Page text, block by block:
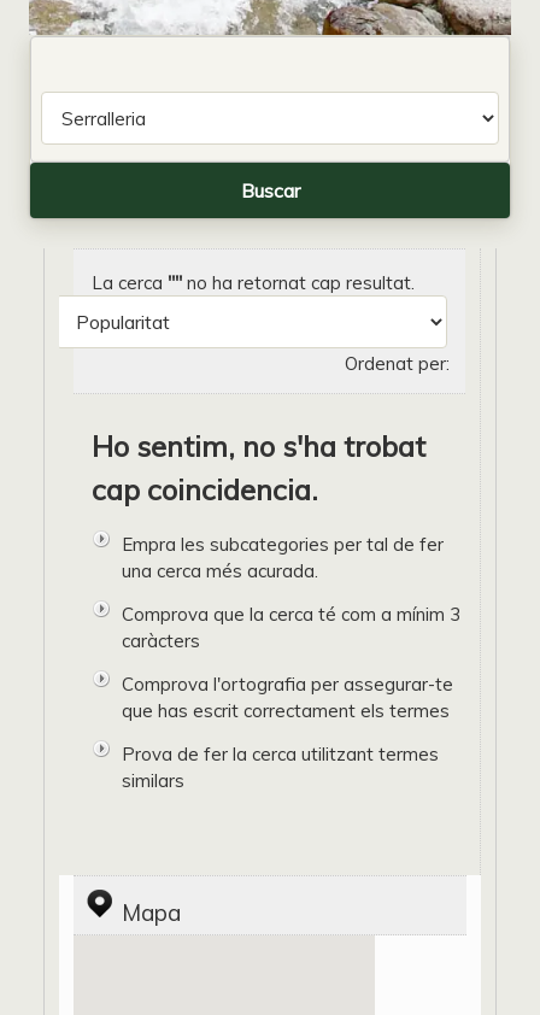
La cerca "" no ha retornat cap resultat.
Ordenat per:
Ho sentim, no s'ha trobat
cap coincidencia.
Empra les subcategories per tal de fer
una cerca més acurada.
Comprova que la cerca té com a mínim 3
caràcters
Comprova l'ortografia per assegurar-te
que has escrit correctament els termes
Prova de fer la cerca utilitzant termes
similars
Mapa